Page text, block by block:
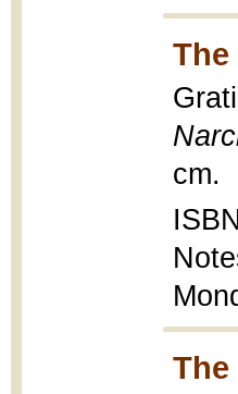
cm.